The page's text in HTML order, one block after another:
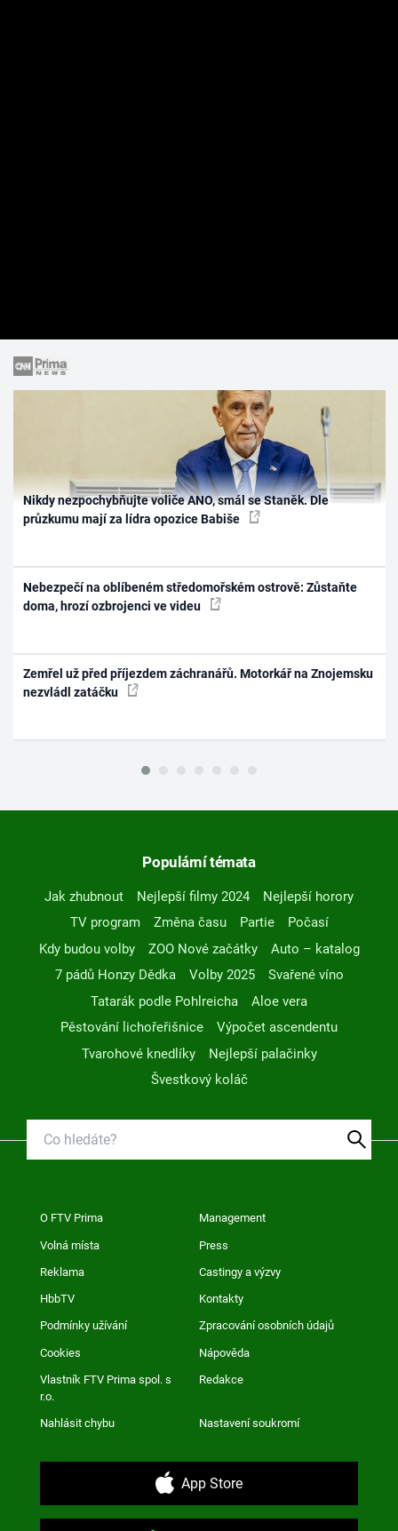
Nikdy nezpochybňujte voliče ANO, smál se Staněk. Dle
průzkumu mají za lídra opozice Babiše
Nebezpečí na oblíbeném středomořském ostrově: Zůstaňte
doma, hrozí ozbrojenci ve videu
Zemřel už před příjezdem záchranářů. Motorkář na Znojemsku
nezvládl zatáčku
Populární témata
Jak zhubnout Nejlepší filmy 2024
Nejlepší horory
TV program
Změna času Partie
Počasí
Kdy budou volby
ZOO Nové začátky
Auto – katalog
7 pádů Honzy Dědka
Volby 2025
Svařené víno
Tatarák podle Pohlreicha
Aloe vera
Pěstování lichořeřišnice
Výpočet ascendentu
Tvarohové knedlíky
Nejlepší palačinky
Švestkový koláč
O FTV Prima Management
Volná místa Press
Reklama Castingy a výzvy
HbbTV Kontakty
Podmínky užívání Zpracování osobních údajů
Cookies Nápověda
Vlastník FTV Prima spol. s
r.o.
Redakce
Nahlásit chybu Nastavení soukromí
App Store